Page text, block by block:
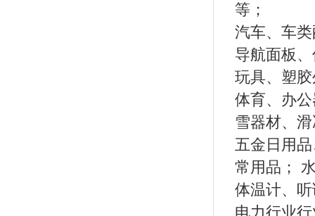
等；
汽车、车
导航面板
玩具、塑
体育、办
雪器材、
五金日用
常用品；
体温计、
电力行业